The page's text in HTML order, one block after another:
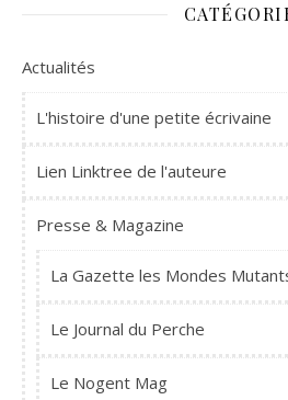
Actualités
L'histoire d'une petite écrivaine
Lien Linktree de l'auteure
Presse & Magazine
La Gazette les Mondes
Le Journal du Perche
Le Nogent Mag